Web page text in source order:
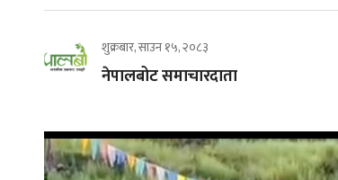
शुक्रबार, साउन १५, २०८३
नेपालबोट समाचारदाता